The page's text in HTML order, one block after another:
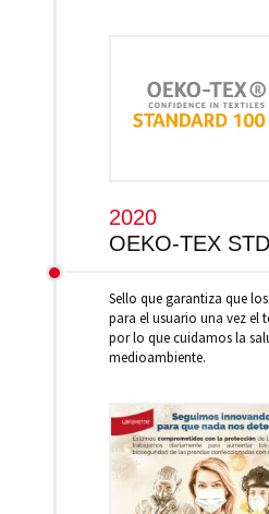
2020
OEKO-TEX
Sello que garantiza que
para el usuario una vez el
por lo que cuidamos la
medioambiente.